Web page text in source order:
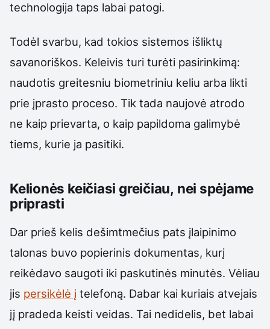
technologija taps labai patogi.
Todėl svarbu, kad tokios sistemos išliktų
savanoriškos. Keleivis turi turėti pasirinkimą:
naudotis greitesniu biometriniu keliu arba likti
prie įprasto proceso. Tik tada naujovė atrodo
ne kaip prievarta, o kaip papildoma galimybė
tiems, kurie ja pasitiki.
Kelionės keičiasi greičiau, nei spėjame
priprasti
Dar prieš kelis dešimtmečius pats įlaipinimo
talonas buvo popierinis dokumentas, kurį
reikėdavo saugoti iki paskutinės minutės. Vėliau
jis persikėlė į telefoną. Dabar kai kuriais atvejais
jį pradeda keisti veidas. Tai nedidelis, bet labai